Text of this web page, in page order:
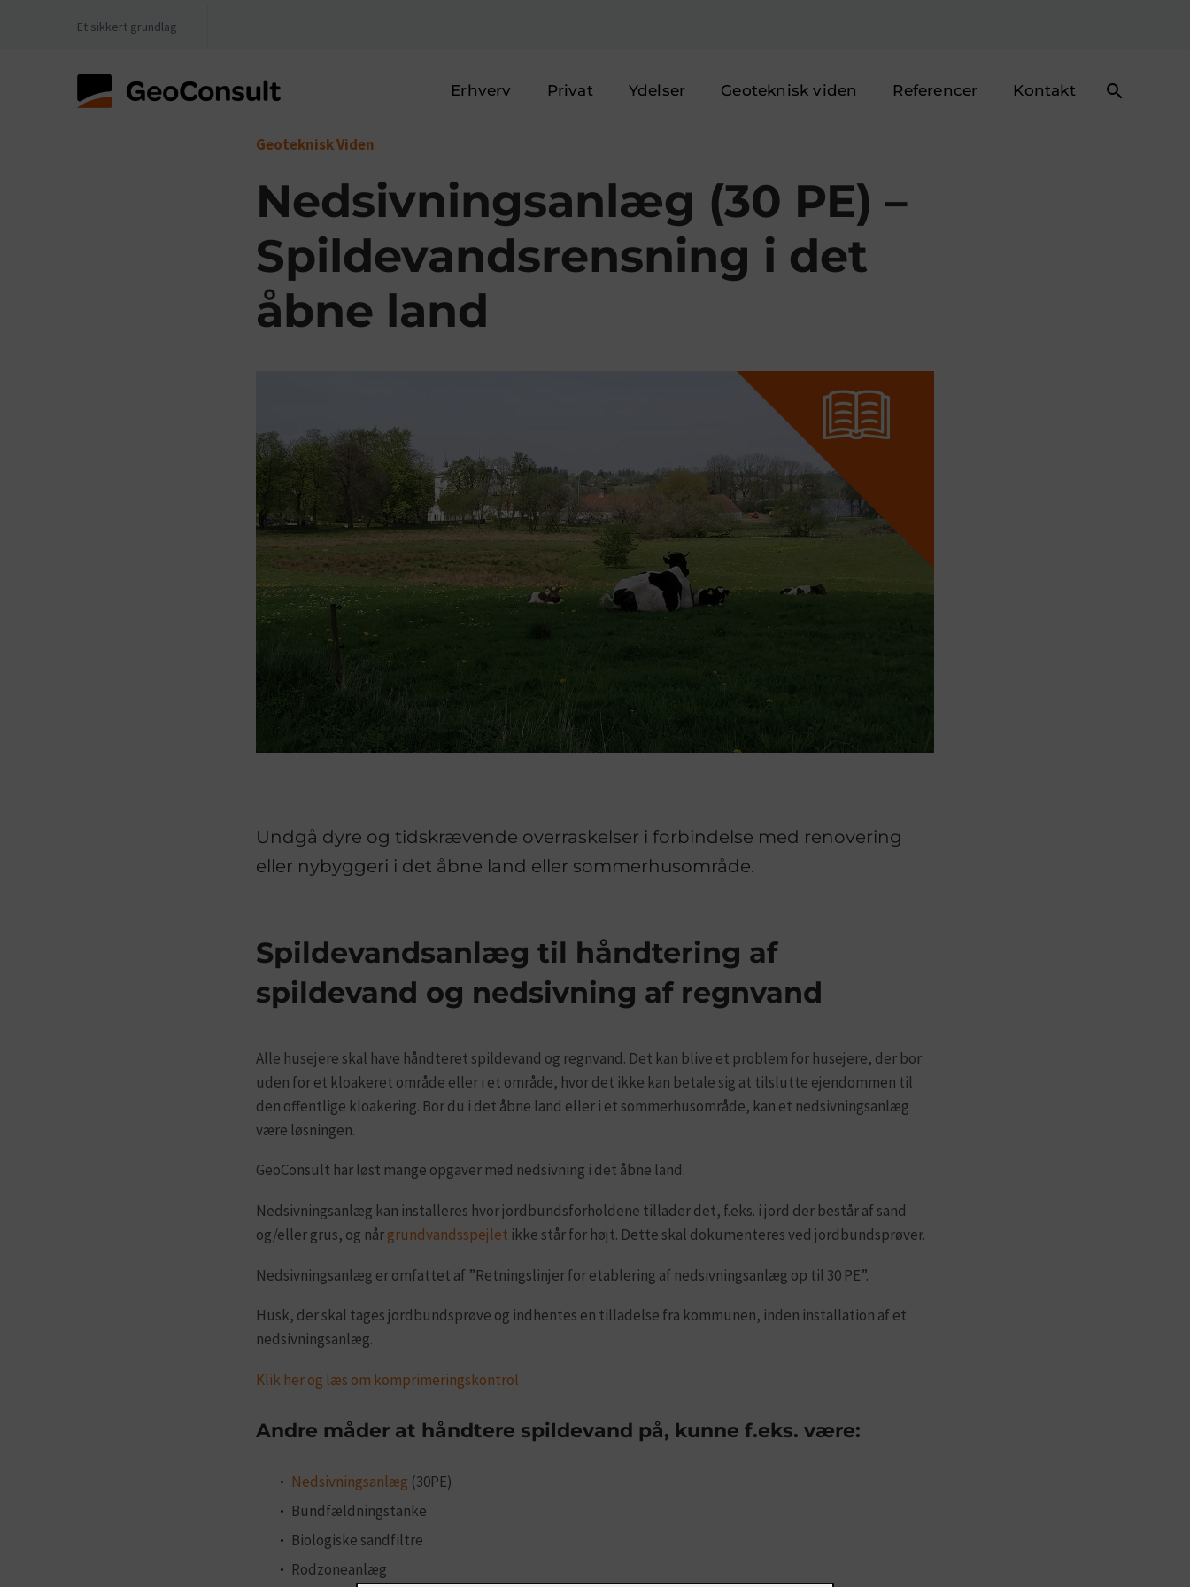
Et sikkert grundlag
Erhverv Privat Ydelser Geoteknisk viden Referencer Kontakt
Geoteknisk Viden
Nedsivningsanlæg (30 PE) –
Spildevandsrensning i det
åbne land
Undgå dyre og tidskrævende overraskelser i forbindelse med renovering
eller nybyggeri i det åbne land eller sommerhusområde.
Spildevandsanlæg til håndtering af
spildevand og nedsivning af regnvand
Alle husejere skal have håndteret spildevand og regnvand. Det kan blive et problem for husejere, der bor
uden for et kloakeret område eller i et område, hvor det ikke kan betale sig at tilslutte ejendommen til
den offentlige kloakering. Bor du i det åbne land eller i et sommerhusområde, kan et nedsivningsanlæg
være løsningen.
GeoConsult har løst mange opgaver med nedsivning i det åbne land.
Nedsivningsanlæg kan installeres hvor jordbundsforholdene tillader det, f.eks. i jord der består af sand
og/eller grus, og nårgrundvandsspejlet ikke står for højt. Dette skal dokumenteres ved jordbundsprøver.
Nedsivningsanlæg er omfattet af ”Retningslinjer for etablering af nedsivningsanlæg op til 30 PE”.
Husk, der skal tages jordbundsprøve og indhentes en tilladelse fra kommunen, inden installation af et
nedsivningsanlæg.
Klik her og læs om komprimeringskontrol
Andre måder at håndtere spildevand på, kunne f.eks. være:
Nedsivningsanlæg (30PE)
Bundfældningstanke
Biologiske sandfiltre
Rodzoneanlæg